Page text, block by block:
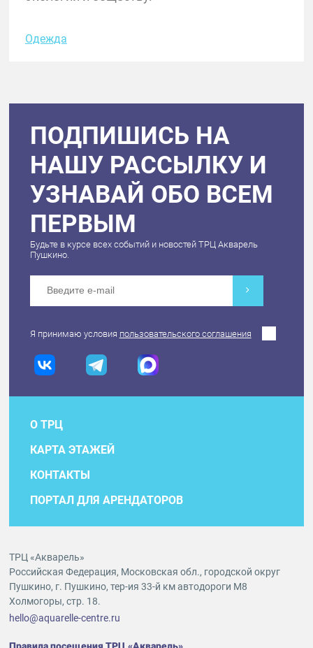
Одежда
ПОДПИШИСЬ НА
НАШУ РАССЫЛКУ И
УЗНАВАЙ ОБО ВСЕМ
ПЕРВЫМ
Будьте в курсе всех событий и новостей ТРЦ Акварель
Пушкино.
Я принимаю условия пользовательского соглашения
О ТРЦ
КАРТА ЭТАЖЕЙ
КОНТАКТЫ
ПОРТАЛ ДЛЯ АРЕНДАТОРОВ
ТРЦ «Акварель»
Российская Федерация, Московская обл., городской округ
Пушкино, г. Пушкино, тер-ия 33-й км автодороги М8
Холмогоры, стр. 18.
hello@aquarelle-centre.ru